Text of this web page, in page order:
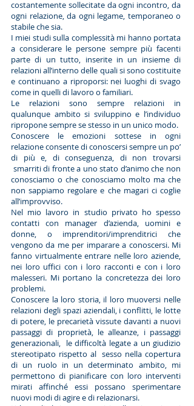
costantemente sollecitate da ogni incontro, da
ogni relazione, da ogni legame, temporaneo o
stabile che sia.
I miei studi sulla complessità mi hanno portata
a considerare le persone sempre più facenti
parte di un tutto, inserite in un insieme di
relazioni all’interno delle quali si sono costituite
e continuano a riproporsi: nei luoghi di svago
come in quelli di lavoro o familiari.
Le relazioni sono sempre relazioni in
qualunque ambito si sviluppino e l’individuo
ripropone sempre se stesso in un unico modo.
Conoscere le emozioni sottese in ogni
relazione consente di conoscersi sempre un po’
di più e, di conseguenza, di non trovarsi
smarriti di fronte a uno stato d’animo che non
conosciamo o che conosciamo molto ma che
non sappiamo regolare e che magari ci coglie
all’improvviso.
Nel mio lavoro in studio privato ho spesso
contatti con manager d’azienda, uomini e
donne, o imprenditori/imprenditrici che
vengono da me per imparare a conoscersi. Mi
fanno virtualmente entrare nelle loro aziende,
nei loro uffici con i loro racconti e con i loro
malesseri. Mi portano la concretezza dei loro
problemi.
Conoscere la loro storia, il loro muoversi nelle
relazioni degli spazi aziendali, i conflitti, le lotte
di potere, le precarietà vissute davanti a nuovi
passaggi di proprietà, le alleanze, i passaggi
generazionali, le difficoltà legate a un giudizio
stereotipato rispetto al sesso nella copertura
di un ruolo in un determinato ambito, mi
permettono di pianificare con loro interventi
mirati affinché essi possano sperimentare
nuovi modi di agire e di relazionarsi.